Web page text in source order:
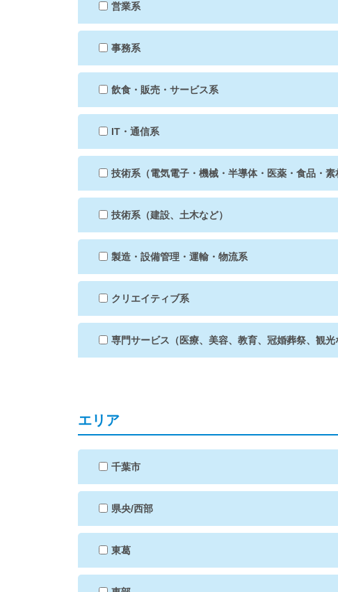
営業系
事務系
飲食・販売・サービス系
IT・通信系
技術系（電気電子・機械・半導体・医薬・食品・素
技術系（建設、土木など）
製造・設備管理・運輸・物流系
クリエイティブ系
専門サービス（医療、美容、教育、冠婚葬祭、観光
エリア
千葉市
県央/西部
東葛